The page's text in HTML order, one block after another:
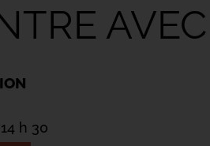
h 30